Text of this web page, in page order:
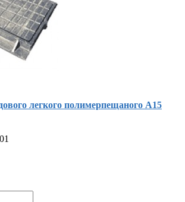
легкого полимерпещаного А15